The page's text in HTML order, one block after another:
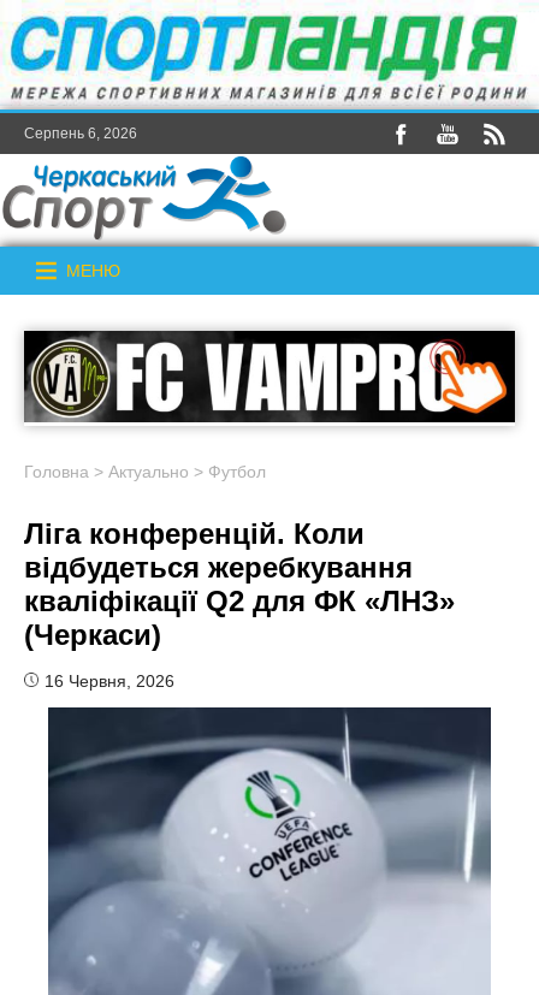
Серпень 6, 2026
МЕНЮ
Головна > Актуально > Футбол
Ліга конференцій. Коли
відбудеться жеребкування
кваліфікації Q2 для ФК «ЛНЗ»
(Черкаси)
16 Червня, 2026